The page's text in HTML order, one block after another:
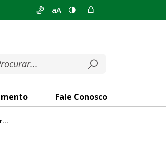
aA
Fale Conosco
Reunião da CTMU analisa propostas para enfrentar alto custo do transporte no Entorno